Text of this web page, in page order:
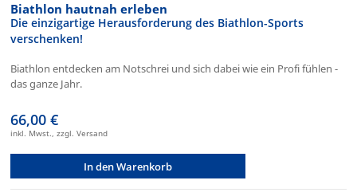
Biathlon hautnah erleben
Die einzigartige Herausforderung des Biathlon-Sports
verschenken!
Biathlon entdecken am Notschrei und sich dabei wie ein Profi fühlen -
das ganze Jahr.
66,00 €
inkl. Mwst., zzgl. Versand
In den Warenkorb